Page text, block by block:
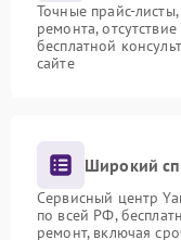
Точные прайс-
ремонта,
бесплатной
сайте
Широкий
Сервисный центр
по всей РФ,
ремонт, включая